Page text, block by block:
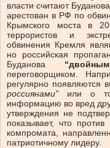
власти считают
арестован в РФ по
Крымского моста в
террористов и
обвинения Кремля
но российская
Буданова
переговорщиком.
регулярно появляются
россиянами” или о
информацию во вред
утверждения не
показывает, что
компромата,
патриотичному лидеру.